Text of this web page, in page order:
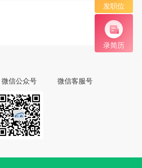
发职位
录简历
微信公众号 微信客服号